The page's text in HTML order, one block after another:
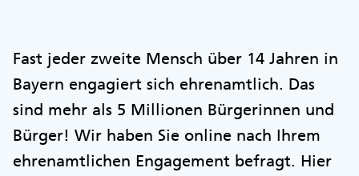
Fast jeder zweite Mensch über 14 Jahren in
Bayern engagiert sich ehrenamtlich. Das
sind mehr als 5 Millionen Bürgerinnen und
Bürger! Wir haben Sie online nach Ihrem
ehrenamtlichen Engagement befragt. Hier